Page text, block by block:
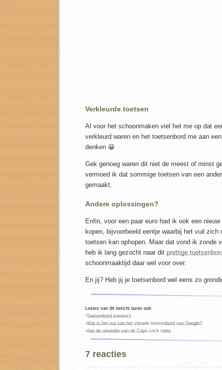
Verkleurde toetsen
Al voor het schoonmaken viel het me op dat
verkleurd waren en het toetsenbord me aan
denken 😀
Gek genoeg waren dit niet de meest of minst
vermoed ik dat sommige toetsen van een
gemaakt.
Andere oplossingen?
Enfin, voor een paar euro had ik ook een
kopen, bijvoorbeeld eentje waarbij het vuil zich
toetsen kan ophopen. Maar dat vond ik zonde
heb ik lang gezocht naar dit prettige
schoonmaaktijd daar wel voor over.
En jij? Heb jij je toetsenbord wel eens zo
Lezers van dit bericht lazen ook:
-Toetsenbord trauma’s
-Wat is het nut van het virtuele toetsenbord van Google?
-Aan de uitvinder van de Caps Lock toets
7 reacties